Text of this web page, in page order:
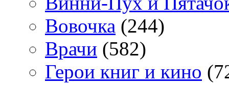
Вовочка (244)
Врачи (582)
Герои книг и кино